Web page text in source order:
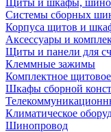
Щиты и шкафы,
Системы сборных
Корпуса щитов и
Аксессуары и
Щиты и панели для
Клеммные зажимы
Комплектное
Шкафы сборной
Климатическое
Шинопровод